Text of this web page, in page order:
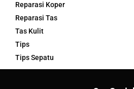
Reparasi Koper
Reparasi Tas
Tas Kulit
Tips
Tips Sepatu